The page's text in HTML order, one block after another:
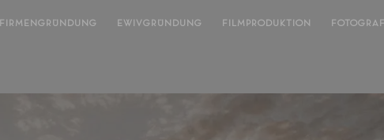
FIRMENGRÜNDUNG EWIVGRÜNDUNG FILMPRODUKTION